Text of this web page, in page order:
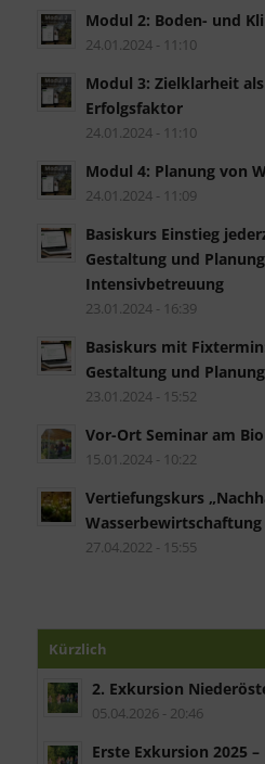
Modul 2: Boden- und
24.01.2024 - 11:10
Modul 3: Zielklarheit
Erfolgsfaktor
24.01.2024 - 11:10
Modul 4: Planung von
24.01.2024 - 11:09
Basiskurs Einstieg
Gestaltung und
Intensivbetreuung
23.01.2024 - 16:39
Basiskurs mit
Gestaltung und
23.01.2024 - 15:52
Vor-Ort Seminar am
15.01.2024 - 10:22
Vertiefungskurs
27.04.2022 - 15:55
Kürzlich
2. Exkursion
05.04.2026 - 20:46
Erste Exkursion 2025 –